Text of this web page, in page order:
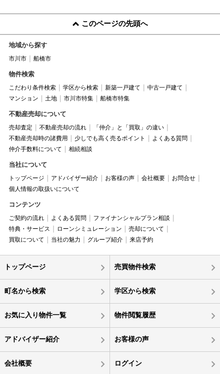
このページの先頭へ
地域から探す
市川市 船橋市
物件検索
こだわり条件検索 学区から検索 新築一戸建て
中古一戸建て
マンション
土地 市川市特集 船橋市特集
不動産売却について
売却査定 不動産売却の流れ
「仲介」と「買取」の違い
不動産売却時の諸費用
少しでも高く売るポイント
よくある質問
仲介手数料について
相続相談
当社について
トップページ アドバイザー紹介 お客様の声 会社概要
お問合せ
個人情報の取扱いについて
コンテンツ
ご契約の流れ よくある質問
ファイナンシャルプラン相談
特典・サービス
ローンシミュレーション
売却について
買取について
当社の魅力 グループ紹介 来店予約
トップページ 売買物件検索
町名から検索 学区から検索
お気に入り物件一覧 物件閲覧履歴
アドバイザー紹介 お客様の声
会社概要 ログイン